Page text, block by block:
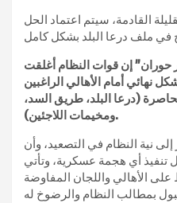
القادمة، سيتم اعتماد الحل
حوران” إن قوات النظام أغلقت
نهائي أمام الأهالي الراغبين
(درعا البلد، طريق السد،
ومخيمات اللاجئين).
إلى نية النظام في التصعيد، وأن
تنفيذ أي هجمة عسكرية، وتأتي
الأهالي واللجان المفاوضة